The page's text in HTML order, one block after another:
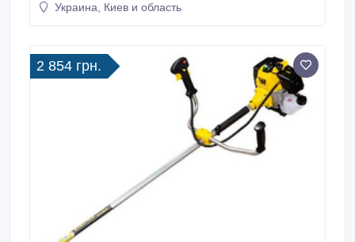
Украина, Киев и область
2 854 грн.